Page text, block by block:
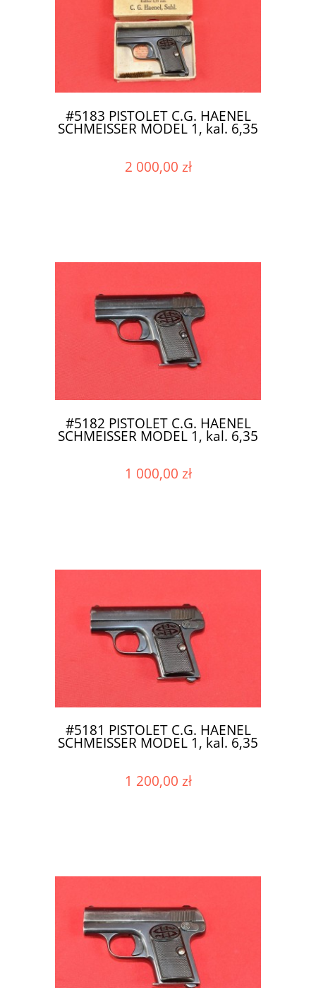
#5183 PISTOLET C.G. HAENEL
SCHMEISSER MODEL 1, kal. 6,35
2 000,00 zł
#5182 PISTOLET C.G. HAENEL
SCHMEISSER MODEL 1, kal. 6,35
1 000,00 zł
#5181 PISTOLET C.G. HAENEL
SCHMEISSER MODEL 1, kal. 6,35
1 200,00 zł